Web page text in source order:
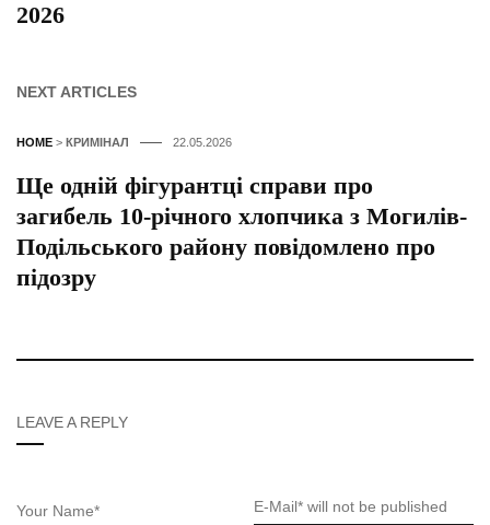
2026
NEXT ARTICLES
HOME > КРИМІНАЛ 22.05.2026
Ще одній фігурантці справи про
загибель 10-річного хлопчика з Могилів-
Подільського району повідомлено про
підозру
LEAVE A REPLY